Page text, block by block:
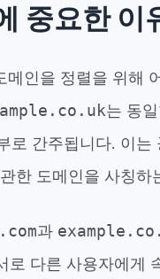
중요한 이
메인을 정렬을 위해
는 동
로 간주됩니다. 이
한 도메인을 사칭하
과
로 다른 사용자에게